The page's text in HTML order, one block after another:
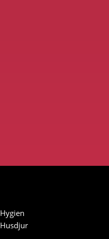
Hygien
Husdjur